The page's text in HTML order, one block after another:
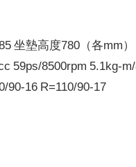
坐墊高度780（各mm
59ps/8500rpm 5.1kg-
90-16 R=110/90-17